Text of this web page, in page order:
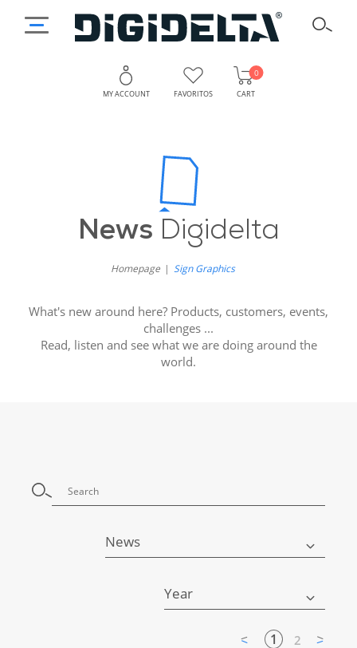
MY ACCOUNT FAVORITOS CART
0
News Digidelta
Homepage Sign Graphics
What's new around here? Products, customers, events,
challenges ...
Read, listen and see what we are doing around the
world.
News
Year
1 2